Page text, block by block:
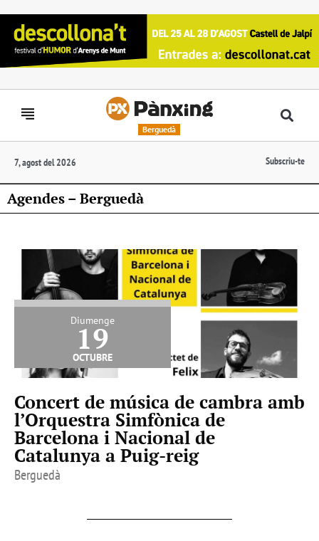
Berguedà
7, agost del 2026 Subscriu-te
Agendes – Berguedà
Diumenge
19
octubre
Concert de música de cambra amb
l’Orquestra Simfònica de
Barcelona i Nacional de
Catalunya a Puig-reig
Berguedà